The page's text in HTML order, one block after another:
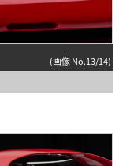
(画像 No.13/14)